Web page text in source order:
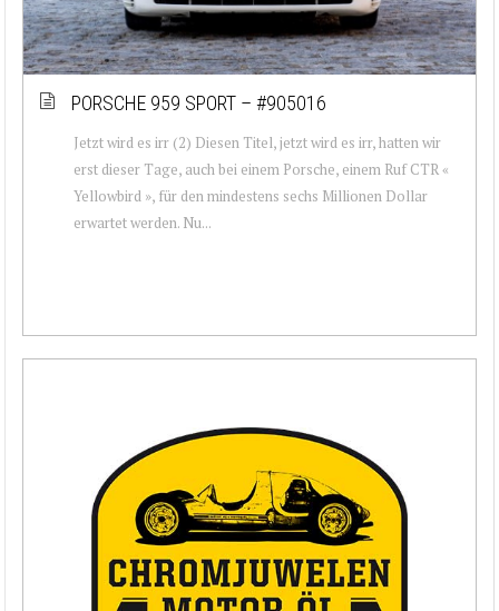
PORSCHE 959 SPORT – #905016
Jetzt wird es irr (2) Diesen Titel, jetzt wird es irr, hatten wir
erst dieser Tage, auch bei einem Porsche, einem Ruf CTR «
Yellowbird », für den mindestens sechs Millionen Dollar
erwartet werden. Nu...